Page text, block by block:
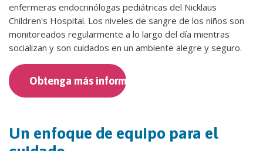
enfermeras endocrinólogas pediátricas del Nicklaus
Children's Hospital. Los niveles de sangre de los niños son
monitoreados regularmente a lo largo del día mientras
socializan y son cuidados en un ambiente alegre y seguro.
Obtenga más información
Un enfoque de equipo para el